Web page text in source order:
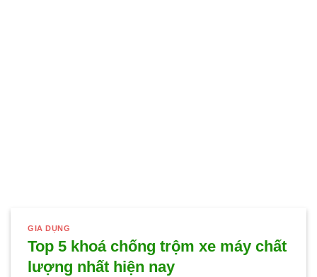
GIA DỤNG
Top 5 khoá chống trộm xe máy chất
lượng nhất hiện nay